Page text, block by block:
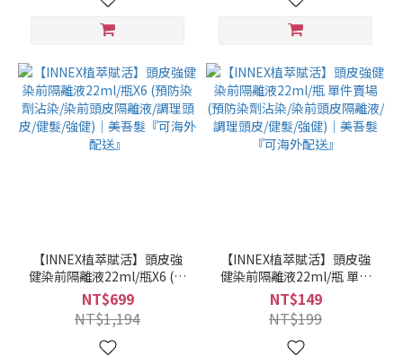
【INNEX植萃賦活】頭皮強
健染前隔離液22ml/瓶X6 (預
防染劑沾染/染前頭皮隔離液/
調理頭皮/健髮/強健)｜美吾
髮『可海外配送』
NT$699
NT$1,194
【INNEX植萃賦活】頭皮強
健染前隔離液22ml/瓶 單件
皮隔離液/調理頭皮/健髮/強
健)｜美吾髮『可海外配送』
NT$149
NT$199